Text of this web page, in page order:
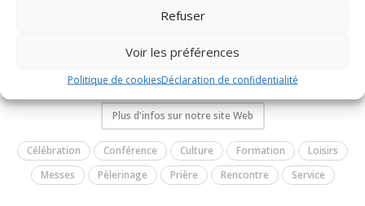
Refuser
Voir les préférences
Politique de cookiesDéclaration de confidentialité
Paroisse Saint-Laurent à Flayosc
Vous trouverez ici les informations concernant les rencontres,
événements qui rythment la vie des paroisses.
Plus d'infos sur notre site Web
Célébration Conférence Culture Formation
Loisirs
Messes
Pèlerinage Prière Rencontre Service